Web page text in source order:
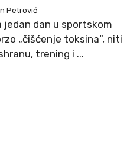
Petrović
jedan dan u sportskom
„čišćenje toksina“, niti
trening i ...